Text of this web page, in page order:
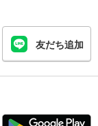
友だち追加